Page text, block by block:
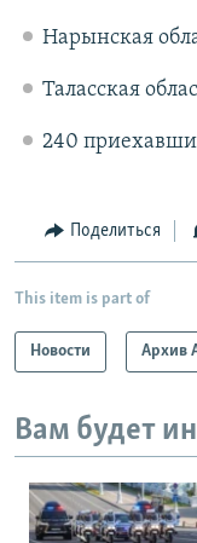
Нарынская
Таласская
240
Поделиться
This item is part of
Новости Архив
Вам будет